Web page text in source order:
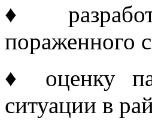
♦
пораженного
♦ оценку
ситуации в